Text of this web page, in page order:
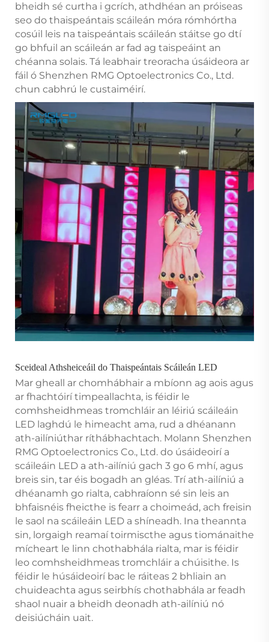
bheidh sé curtha i gcrích, athdhéan an próiseas
seo do thaispeántais scáileán móra rómhórtha
cosúil leis na taispeántais scáileán stáitse go dtí
go bhfuil an scáileán ar fad ag taispeáint an
chéanna solais. Tá leabhair treoracha úsáideora ar
fáil ó Shenzhen RMG Optoelectronics Co., Ltd.
chun cabhrú le custaiméirí.
Sceideal Athsheiceáil do Thaispeántais Scáileán LED
Mar gheall ar chomhábhair a mbíonn ag aois agus
ar fhachtóirí timpeallachta, is féidir le
comhsheidhmeas tromchláir an léiriú scáileáin
LED laghdú le himeacht ama, rud a dhéanann
ath-ailíniúthar ríthábhachtach. Molann Shenzhen
RMG Optoelectronics Co., Ltd. do úsáideoirí a
scáileáin LED a ath-ailíniú gach 3 go 6 mhí, agus
breis sin, tar éis bogadh an gléas. Trí ath-ailíniú a
dhéanamh go rialta, cabhraíonn sé sin leis an
bhfaisnéis fheicthe is fearr a choimeád, ach freisin
le saol na scáileáin LED a shíneadh. Ina theannta
sin, lorgaigh reamaí toirmiscthe agus tiománaithe
mícheart le linn chothabhála rialta, mar is féidir
leo comhsheidhmeas tromchláir a chúisithe. Is
féidir le húsáideoirí bac le ráiteas 2 bhliain an
chuideachta agus seirbhís chothabhála ar feadh
shaol nuair a bheidh deonadh ath-ailíniú nó
deisiúcháin uait.